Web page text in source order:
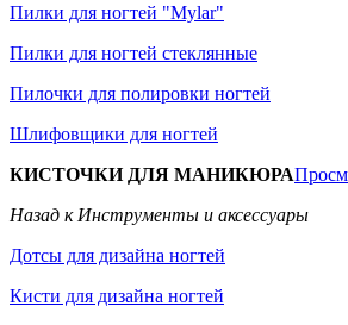
Пилки для ногтей "Mylar"
Пилки для ногтей стеклянные
Пилочки для полировки ногтей
Шлифовщики для ногтей
КИСТОЧКИ ДЛЯ МАНИКЮРА
Назад к Инструменты и аксессуары
Дотсы для дизайна ногтей
Кисти для дизайна ногтей